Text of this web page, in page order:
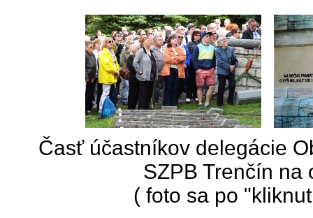
Časť účastníkov delegácie
SZPB Trenčín na
( foto sa po